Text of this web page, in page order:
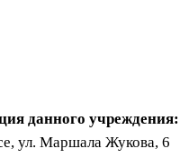
данного учреждения:
ул. Маршала Жукова, 6